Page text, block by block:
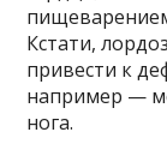
Кстати,
привести к
например —
нога.